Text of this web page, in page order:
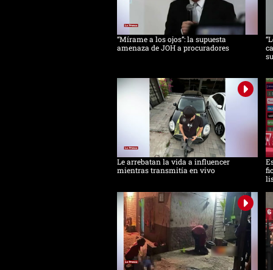
“Mírame a los ojos”: la supuesta
amenaza de JOH a procuradores
Le arrebatan la vida a influencer
mientras transmitía en vivo